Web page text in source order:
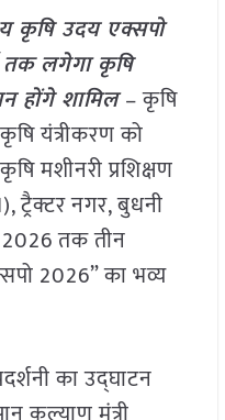
कृषि उदय एक्सपो
तक लगेगा कृषि
होंगे शामिल– कृषि
यंत्रीकरण को
मशीनरी प्रशिक्षण
ट्रैक्टर नगर, बुधनी
2026 तक तीन
2026” का भव्य
का उद्घाटन